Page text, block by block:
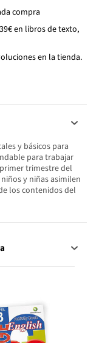
compra
en libros de texto,
en la tienda.
y básicos para
para trabajar
trimestre del
y niñas asimilen
los contenidos del